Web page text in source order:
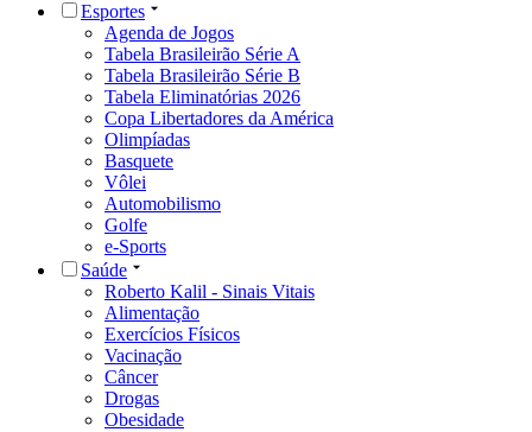
Esportes
Agenda de Jogos
Tabela Brasileirão Série A
Tabela Brasileirão Série B
Tabela Eliminatórias 2026
Copa Libertadores da América
Olimpíadas
Basquete
Vôlei
Automobilismo
Golfe
e-Sports
Saúde
Roberto Kalil - Sinais Vitais
Alimentação
Exercícios Físicos
Vacinação
Câncer
Drogas
Obesidade